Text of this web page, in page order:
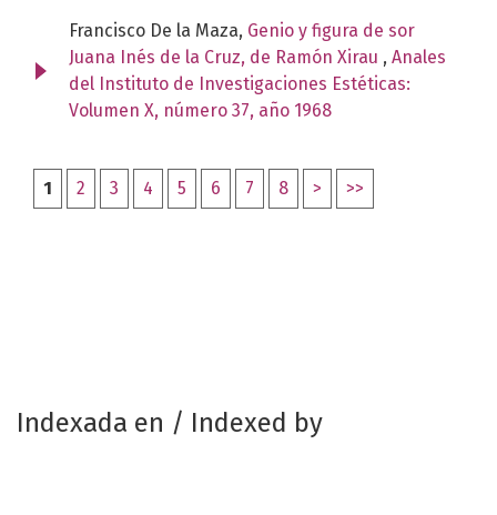
Francisco De la Maza, Genio y figura de sor
Juana Inés de la Cruz, de Ramón Xirau , Anales
del Instituto de Investigaciones Estéticas:
Volumen X, número 37, año 1968
1 2 3 4 5 6 7 8 > >>
Indexada en / Indexed by